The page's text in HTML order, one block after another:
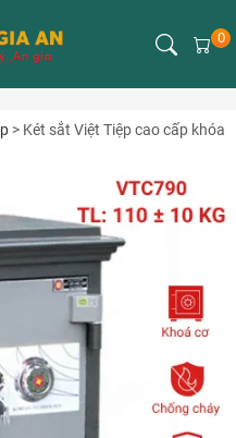
0
> Két sắt Việt Tiệp cao cấp khóa